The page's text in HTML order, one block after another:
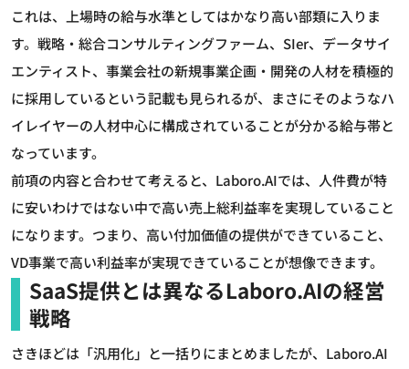
これは、上場時の給与水準としてはかなり高い部類に入りま
す。戦略・総合コンサルティングファーム、SIer、データサイ
エンティスト、事業会社の新規事業企画・開発の人材を積極的
に採用しているという記載も見られるが、まさにそのようなハ
イレイヤーの人材中心に構成されていることが分かる給与帯と
なっています。
前項の内容と合わせて考えると、Laboro.AIでは、人件費が特
に安いわけではない中で高い売上総利益率を実現していること
になります。つまり、高い付加価値の提供ができていること、
VD事業で高い利益率が実現できていることが想像できます。
SaaS提供とは異なるLaboro.AIの経営
戦略
さきほどは「汎用化」と一括りにまとめましたが、Laboro.AI